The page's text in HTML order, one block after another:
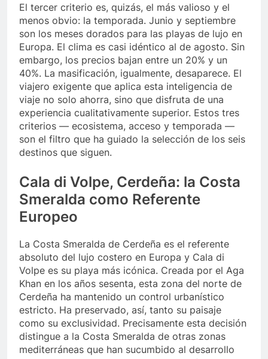
El tercer criterio es, quizás, el más valioso y el
menos obvio: la temporada. Junio y septiembre
son los meses dorados para las playas de lujo en
Europa. El clima es casi idéntico al de agosto. Sin
embargo, los precios bajan entre un 20% y un
40%. La masificación, igualmente, desaparece. El
viajero exigente que aplica esta inteligencia de
viaje no solo ahorra, sino que disfruta de una
experiencia cualitativamente superior. Estos tres
criterios — ecosistema, acceso y temporada —
son el filtro que ha guiado la selección de los seis
destinos que siguen.
Cala di Volpe, Cerdeña: la Costa
Smeralda como Referente
Europeo
La Costa Smeralda de Cerdeña es el referente
absoluto del lujo costero en Europa y Cala di
Volpe es su playa más icónica. Creada por el Aga
Khan en los años sesenta, esta zona del norte de
Cerdeña ha mantenido un control urbanístico
estricto. Ha preservado, así, tanto su paisaje
como su exclusividad. Precisamente esta decisión
distingue a la Costa Smeralda de otras zonas
mediterráneas que han sucumbido al desarrollo